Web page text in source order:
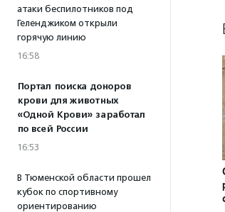
атаки беспилотников под
Геленджиком открыли
горячую линию
16:58
Портал поиска доноров
крови для животных
«Одной Крови» заработал
по всей России
16:53
В Тюменской области прошел
кубок по спортивному
ориентированию